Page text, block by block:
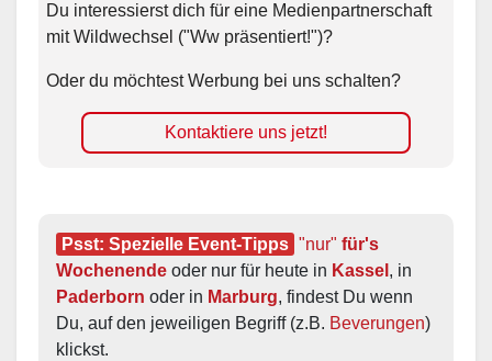
Du interessierst dich für eine Medienpartnerschaft
mit Wildwechsel ("Ww präsentiert!")?
Oder du möchtest Werbung bei uns schalten?
Kontaktiere uns jetzt!
Psst: Spezielle Event-Tipps "nur" für's
Wochenende oder nur für heute in Kassel
Paderborn oder in Marburg, findest Du wenn
Du, auf den jeweiligen Begriff (z.B. Beverungen)
klickst.